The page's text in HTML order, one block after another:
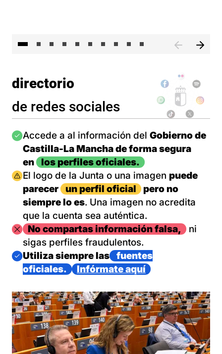
directorio
de redes sociales
Imagen
Accede a al información del Gobierno de
Castilla-La Mancha de forma segura
en
los perfiles oficiales.
Imagen
El logo de la Junta o una imagen puede
parecer
un perfil oficial
pero no
siempre lo es. Una imagen no acredita
que la cuenta sea auténtica.
ImagenNo compartas información falsa,
ni
sigas perfiles fraudulentos.
Imagen
Utiliza siempre las
fuentes
oficiales.
Infórmate aquí